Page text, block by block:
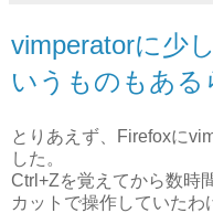
vimperatorに少
いうものもある
とりあえず、Firefoxに
した。
Ctrl+Zを覚えてから数時
カットで操作していたわ